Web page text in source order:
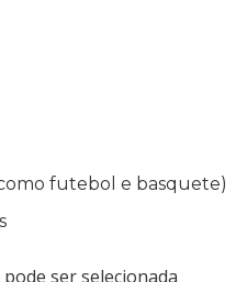
futebol e basquete)
ser selecionada